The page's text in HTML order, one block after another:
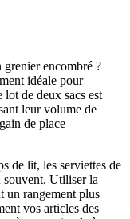
grenier encombré ?
idéale pour
de deux sacs est
leur volume de
de place
de lit, les serviettes de
souvent. Utiliser la
un rangement plus
vos articles des